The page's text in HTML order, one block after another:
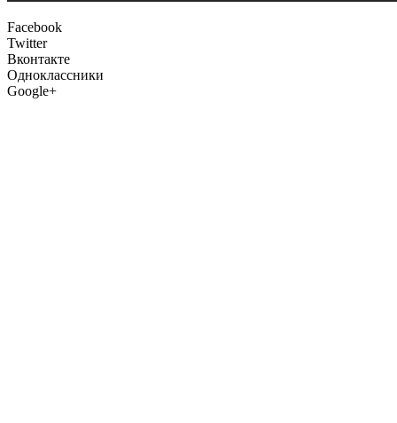
Facebook
Twitter
Вконтакте
Одноклассники
Google+